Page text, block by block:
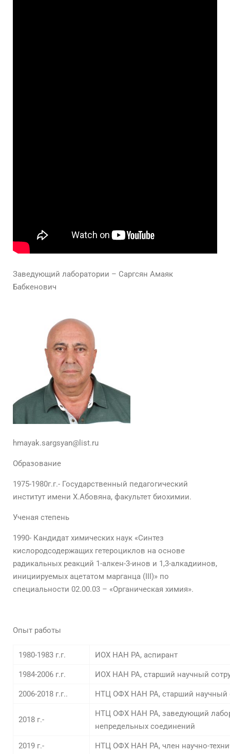
Заведующий лаборатории – Саргсян Амаяк
Бабкенович
hmayak.sargsyan@list.ru
Образование
1975-1980г.г.- Государственный педагогический
институт имени Х.Абовяна, факультет биохимии.
Ученая степень
1990- Кандидат химических наук «Синтез
кислородсодержащих гетероциклов на основе
радикальных реакций 1-алкен-3-инов и 1,3-алкадиинов,
инициируемых ацетатом марганца (III)» по
специальности 02.00.03 – «Органическая химия».
Опыт работы
1980-1983 г.г. ИОХ НАН РА, аспирант
1984-2006 г.г. ИОХ НАН РА, старший научный
2006-2018 г.г.. НТЦ ОФХ НАН РА, старший научный
2018 г.-
НТЦ ОФХ НАН РА, заведующий
непредельных соединений
2019 г.- НТЦ ОФХ НАН РА, член научно-